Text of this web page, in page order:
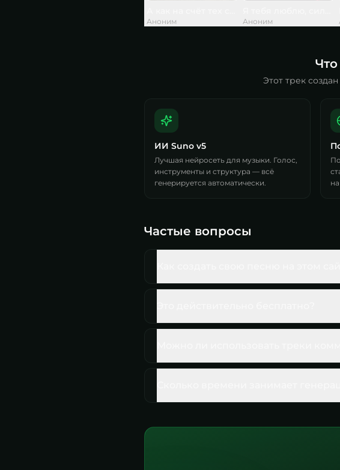
Аноним Аноним
Этот трек
ИИ Suno v5
Лучшая нейросеть для музыки. Голос,
инструменты и структура — всё
генерируется автоматически.
Частые вопросы